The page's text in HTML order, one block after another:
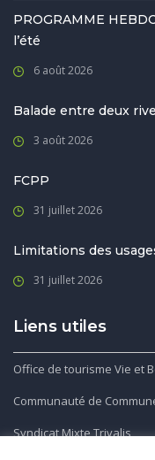
PROGRAMME
l’été
6 août 2026
Balade entre deux
3 août 2026
FCPP
31 juillet 2026
Limitations des
31 juillet 2026
Liens utiles
Office de tourisme Vie et
Communauté de
Syndicat Mixte Trivalis